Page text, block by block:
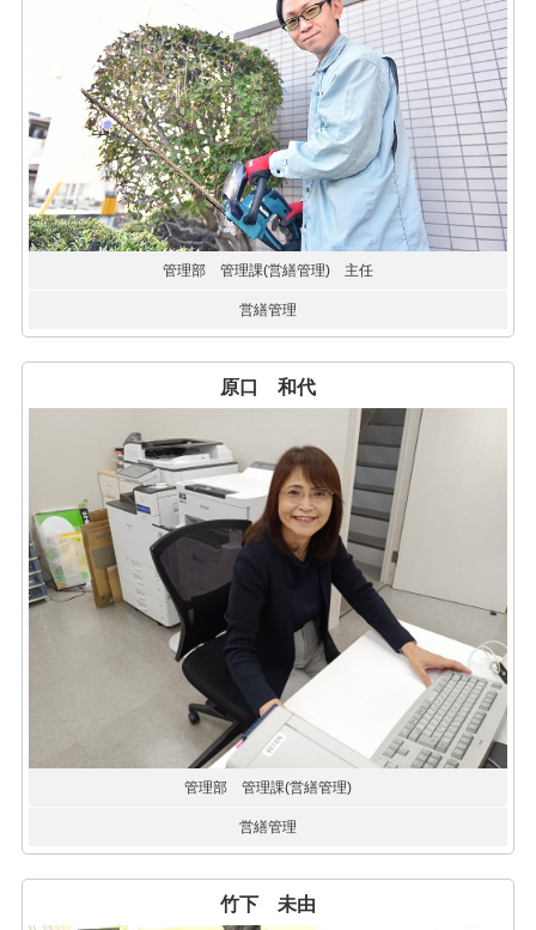
管理部 管理課(営繕管理) 主任
営繕管理
原口 和代
管理部 管理課(営繕管理)
営繕管理
竹下 未由